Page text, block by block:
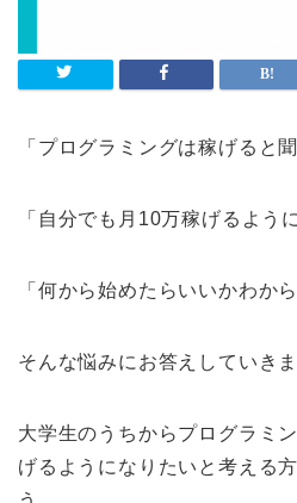
「プログラミングは稼げると
「自分でも月10万稼げるよう
「何から始めたらいいかわから
そんな悩みにお答えしていきま
大学生のうちからプログラミ
げるようになりたいと考える